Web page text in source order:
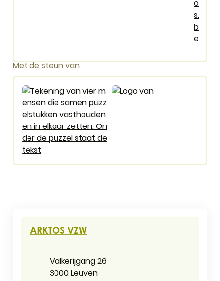
o
s.
b
e
Met de steun van
ARKTOS VZW
AdresValkerijgang 26
,3000Leuven